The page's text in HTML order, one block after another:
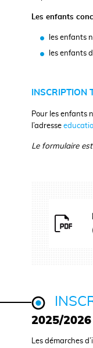
Les enfants
les enfants
les enfants
INSCRIPTION
Pour les enfants
l’adresse
Le formulaire
2025/2026
Les démarches